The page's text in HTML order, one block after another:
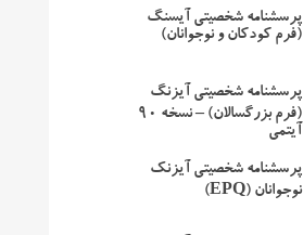
پرسشنامه شخصیتی آیسنگ
(فرم کودکان و نوجوانان)
پرسشنامه شخصیتی آیزنگ
(فرم بزرگسالان) – نسخه ۹۰
آیتمی
پرسشنامه شخصیتی آیزنک
نوجوانان (EPQ)